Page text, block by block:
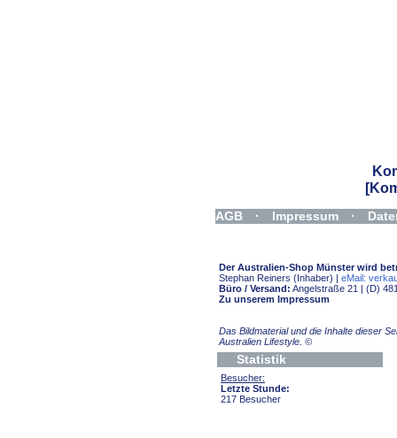
AGB · Impressum ·
Der Australien-Shop Münster wird
Stephan Reiners (Inhaber) | eMail:
Büro / Versand: Angelstraße 21 | (D)
Zu unserem Impressum
Das Bildmaterial und die Inhalte dieser
Australien Lifestyle. ©
Statistik
Besucher:
Letzte Stunde:
217 Besucher